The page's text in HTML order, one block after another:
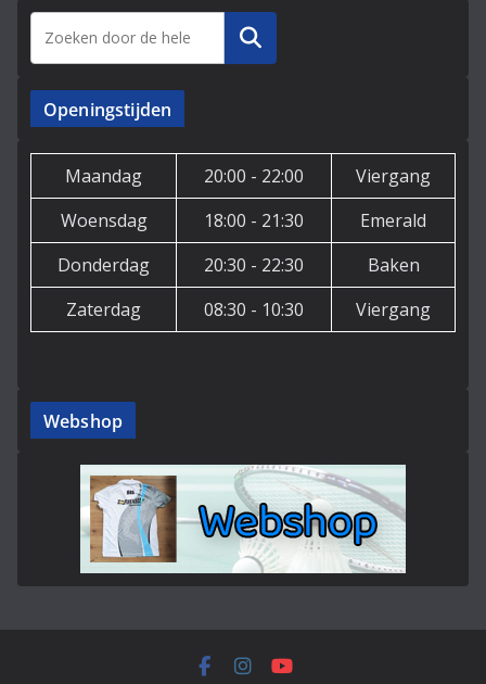
Zoeken
Openingstijden
Maandag 20:00 - 22:00
Viergang
Woensdag
18:00 - 21:30
Emerald
Donderdag
20:30 - 22:30
Baken
Zaterdag
08:30 - 10:30 Viergang
Webshop